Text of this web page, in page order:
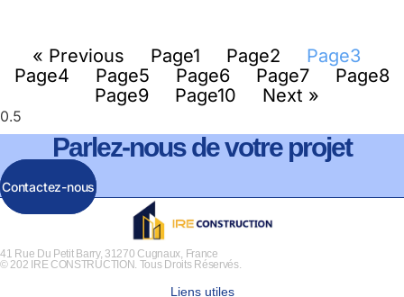
« Previous Page1 Page2 Page3
Page4 Page5 Page6 Page7 Page8
Page9 Page10 Next »
Parlez-nous de votre projet
Contactez-nous
41 Rue Du Petit Barry, 31270 Cugnaux, France
© 202 IRE CONSTRUCTION. Tous Droits Réservés.
Liens utiles